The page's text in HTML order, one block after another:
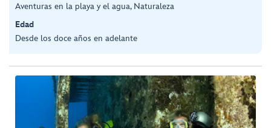
Aventuras en la playa y el agua, Naturaleza
Edad
Desde los doce años en adelante